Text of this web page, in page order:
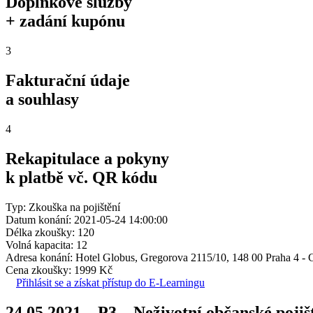
+ zadání kupónu
3
Fakturační údaje
a souhlasy
4
Rekapitulace a pokyny
k platbě vč. QR kódu
Typ: Zkouška na pojištění
Datum konání: 2021-05-24 14:00:00
Délka zkoušky: 120
Volná kapacita: 12
Adresa konání: Hotel Globus, Gregorova 2115/10, 148 00 Praha 4 -
Cena zkoušky: 1999 Kč
Přihlásit se a získat přístup do E-Learningu